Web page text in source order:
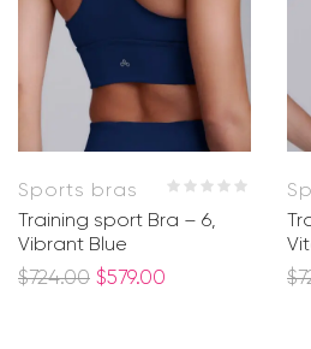
Sports bras
Training sport Bra – 6,
Vibrant Blue
$724.00 $579.00 $